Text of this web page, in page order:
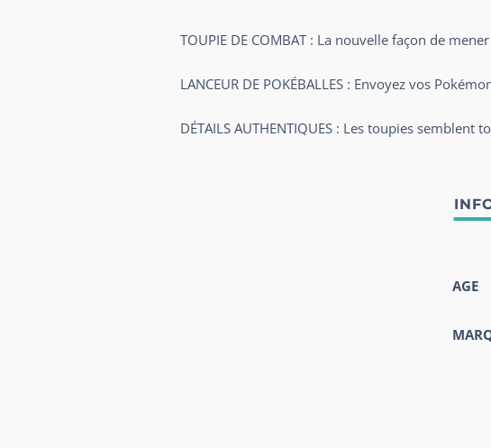
TOUPIE DE COMBAT : La nouvelle façon de
LANCEUR DE POKÉBALLES : Envoyez vos
DÉTAILS AUTHENTIQUES : Les toupies
AGE